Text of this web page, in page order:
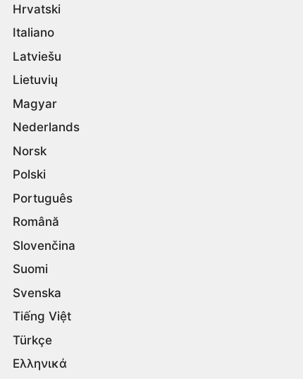
Hrvatski
Italiano
Latviešu
Lietuvių
Magyar
Nederlands
Norsk
Polski
Português
Română
Slovenčina
Suomi
Svenska
Tiếng Việt
Türkçe
Ελληνικά